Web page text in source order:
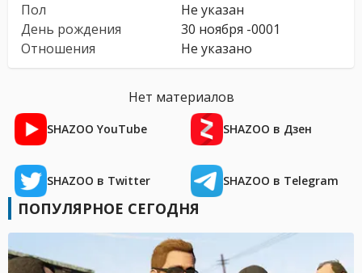
Пол
Не указан
День рождения
30 ноября -0001
Отношения
Не указано
Нет материалов
SHAZOO YouTube SHAZOO в Дзен
SHAZOO в Twitter SHAZOO в Telegram
ПОПУЛЯРНОЕ СЕГОДНЯ